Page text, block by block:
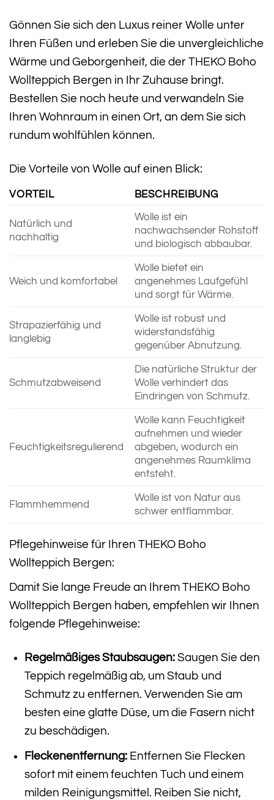
Gönnen Sie sich den Luxus reiner Wolle unter
Ihren Füßen und erleben Sie die unvergleichliche
Wärme und Geborgenheit, die der THEKO Boho
Wollteppich Bergen in Ihr Zuhause bringt.
Bestellen Sie noch heute und verwandeln Sie
Ihren Wohnraum in einen Ort, an dem Sie sich
rundum wohlfühlen können.
Die Vorteile von Wolle auf einen Blick:
VORTEIL BESCHREIBUNG
Natürlich und
nachhaltig
Wolle ist ein
nachwachsender Rohstoff
und biologisch abbaubar.
Weich und komfortabel
Wolle bietet ein
angenehmes Laufgefühl
und sorgt für Wärme.
Strapazierfähig und
langlebig
Wolle ist robust und
widerstandsfähig
gegenüber Abnutzung.
Schmutzabweisend
Die natürliche Struktur der
Wolle verhindert das
Eindringen von Schmutz.
Feuchtigkeitsregulierend
Wolle kann Feuchtigkeit
aufnehmen und wieder
abgeben, wodurch ein
angenehmes Raumklima
entsteht.
Flammhemmend
Wolle ist von Natur aus
schwer entflammbar.
Pflegehinweise für Ihren THEKO Boho
Wollteppich Bergen:
Damit Sie lange Freude an Ihrem THEKO Boho
Wollteppich Bergen haben, empfehlen wir Ihnen
folgende Pflegehinweise:
Regelmäßiges Staubsaugen:Saugen Sie den
Teppich regelmäßig ab, um Staub und
Schmutz zu entfernen. Verwenden Sie am
besten eine glatte Düse, um die Fasern nicht
zu beschädigen.
Fleckenentfernung:Entfernen Sie Flecken
sofort mit einem feuchten Tuch und einem
milden Reinigungsmittel. Reiben Sie nicht,